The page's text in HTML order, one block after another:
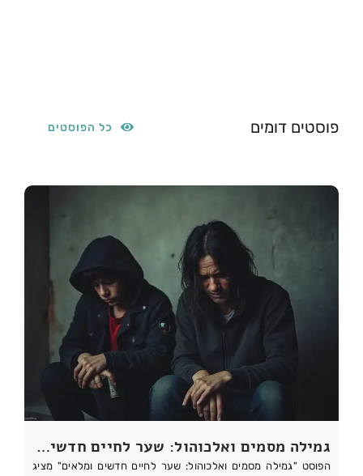
פוסטים דומים כל הפוסטים
גמילה מסמים ואלכוהול: שער לחיים חדשים ומלאים
הפוסט "גמילה מסמים ואלכוהול: שער לחיים חדשים ומלאים" מציג